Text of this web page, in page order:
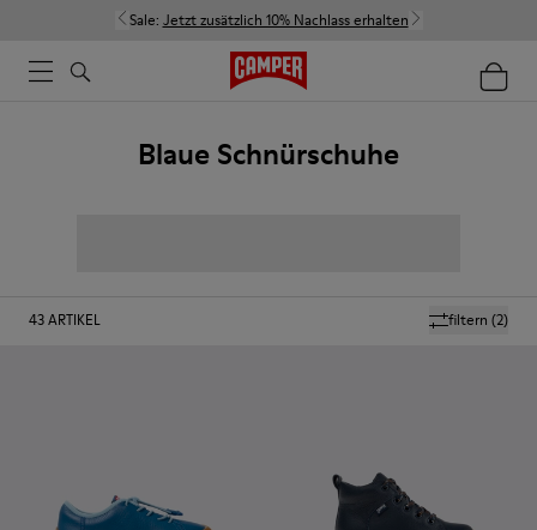
Sale: Jetzt zusätzlich 10% Nachlass erhalten
Blaue Schnürschuhe
filtern (2)
43ARTIKEL